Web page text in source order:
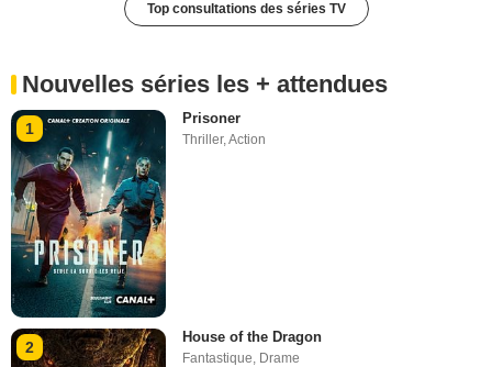
Top consultations des séries TV
Nouvelles séries les + attendues
1
Prisoner
Thriller,Action
2
House of the Dragon
Fantastique Drame